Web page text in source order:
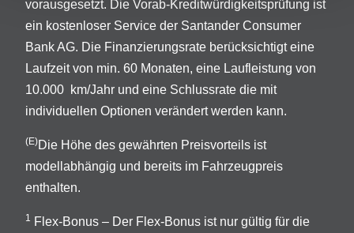
vorausgesetzt. Die Vorab-Kreditwürdigkeitsprüfung ist
ein kostenloser Service der Santander Consumer
Bank AG. Die Finanzierungsrate berücksichtigt eine
Laufzeit von min. 60 Monaten, eine Laufleistung von
10.000 km/Jahr und eine Schlussrate die mit
individuellen Optionen verändert werden kann.
(E)Die Höhe des gewährten Preisvorteils ist
modellabhängig und bereits im Fahrzeugpreis
enthalten.
1 Flex-Bonus – Der Flex-Bonus ist nur gültig für die